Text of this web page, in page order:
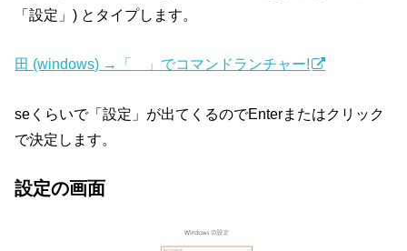
「設定」) とタイプします。
田 (windows) →「 」でコマンドランチャー!
seくらいで「設定」が出てくるのでEnterまたはクリック
で決定します。
設定の画面